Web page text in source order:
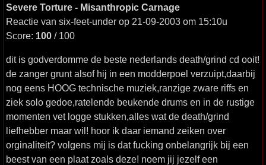
Severe Torture - Misanthropic Carnage
Reactie van six-feet-under op 21-09-2003 om 15:10u
Score: 100 / 100
dit is godverdomme de beste nederlands death/grind cd ooit!
de zanger grunt alsof hij in een modderpoel verzuipt,daarbij
nog eens HOOG technische muziek,ranzige zware riffs en
ziek solo gedoe,ratelende beukende drums en in de rustige
momenten vet logge stukken,alles wat de death/grind
liefhebber maar wil! hoor ik daar iemand zeiken over
orginaliteit? volgens mij is dat fucking onbelangrijk bij een
beest van een plaat zoals deze! noem jij jezelf een